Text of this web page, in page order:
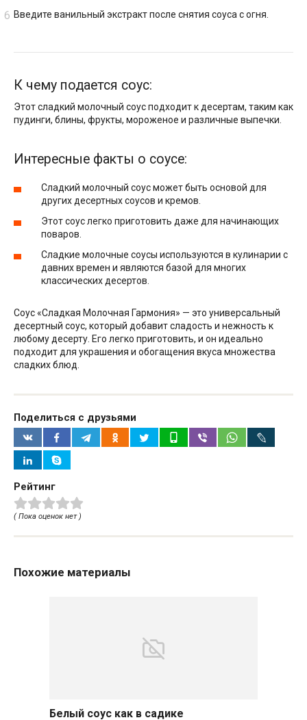
Введите ванильный экстракт после снятия соуса с огня.
К чему подается соус:
Этот сладкий молочный соус подходит к десертам, таким как
пудинги, блины, фрукты, мороженое и различные выпечки.
Интересные факты о соусе:
Сладкий молочный соус может быть основой для
других десертных соусов и кремов.
Этот соус легко приготовить даже для начинающих
поваров.
Сладкие молочные соусы используются в кулинарии с
давних времен и являются базой для многих
классических десертов.
Соус «Сладкая Молочная Гармония» — это универсальный
десертный соус, который добавит сладость и нежность к
любому десерту. Его легко приготовить, и он идеально
подходит для украшения и обогащения вкуса множества
сладких блюд.
Поделиться с друзьями
Рейтинг
( Пока оценок нет )
Похожие материалы
Белый соус как в садике